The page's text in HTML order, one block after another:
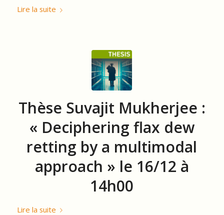
Lire la suite
Thèse Suvajit Mukherjee :
« Deciphering flax dew
retting by a multimodal
approach » le 16/12 à
14h00
Lire la suite